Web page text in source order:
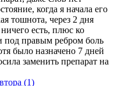
когда я начала его
тошнота, через 2 дня
есть, плюс ко
под правым ребром боль
было назначено 7 дней
заменить препарат на
(1)